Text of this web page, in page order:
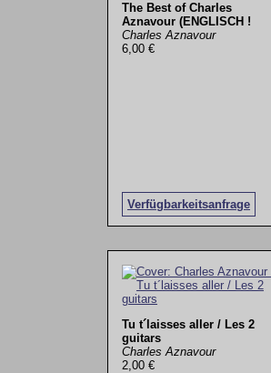
The Best of Charles
Aznavour (ENGLISCH !
Charles Aznavour
6,00 €
Verfügbarkeitsanfrage
Tu t´laisses aller / Les 2
guitars
Charles Aznavour
2,00 €